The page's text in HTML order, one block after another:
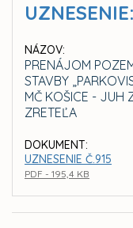
UZNESENIE:
NÁZOV:
PRENÁJOM
STAVBY
MČ KOŠICE - JUH
ZRETEĽA
DOKUMENT:
UZNESENIE Č.915
PDF - 195,4 KB